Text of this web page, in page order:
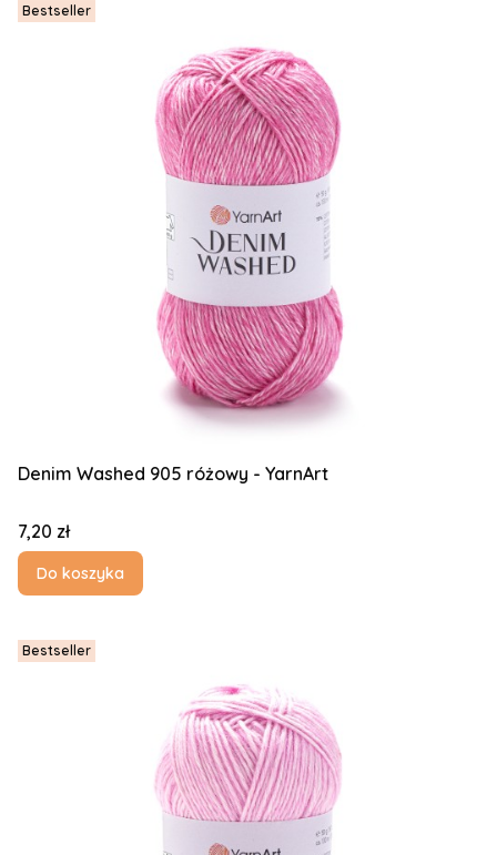
Bestseller
Denim Washed 905 różowy - YarnArt
Cena
7,20 zł
Do koszyka
Bestseller